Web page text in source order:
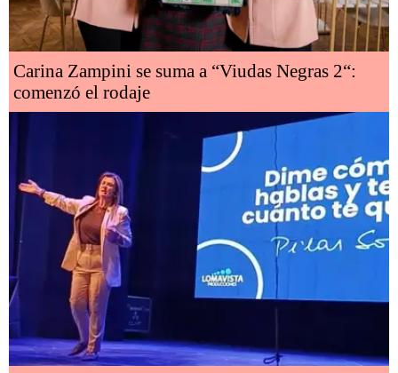
Carina Zampini se suma a “Viudas Negras 2“:
comenzó el rodaje